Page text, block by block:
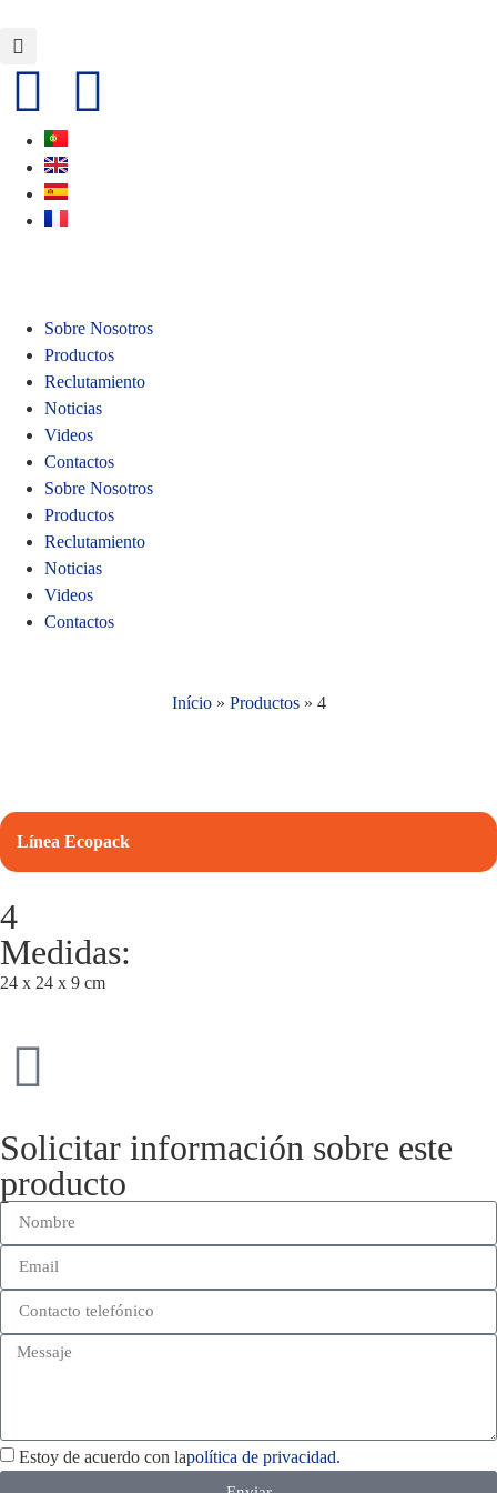
Sobre Nosotros
Productos
Reclutamiento
Noticias
Videos
Contactos
Sobre Nosotros
Productos
Reclutamiento
Noticias
Videos
Contactos
Início» Productos» 4
Línea Ecopack
4
Medidas:
24 x 24 x 9 cm
Solicitar información sobre este
producto
Estoy de acuerdo con lapolítica de privacidad.